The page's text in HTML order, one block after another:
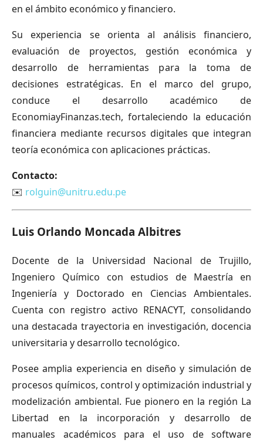
en el ámbito económico y financiero.
Su experiencia se orienta al análisis financiero,
evaluación de proyectos, gestión económica y
desarrollo de herramientas para la toma de
decisiones estratégicas. En el marco del grupo,
conduce el desarrollo académico de
EconomiayFinanzas.tech, fortaleciendo la educación
financiera mediante recursos digitales que integran
teoría económica con aplicaciones prácticas.
Contacto:
✉️ rolguin@unitru.edu.pe
Luis Orlando Moncada Albitres
Docente de la Universidad Nacional de Trujillo,
Ingeniero Químico con estudios de Maestría en
Ingeniería y Doctorado en Ciencias Ambientales.
Cuenta con registro activo RENACYT, consolidando
una destacada trayectoria en investigación, docencia
universitaria y desarrollo tecnológico.
Posee amplia experiencia en diseño y simulación de
procesos químicos, control y optimización industrial y
modelización ambiental. Fue pionero en la región La
Libertad en la incorporación y desarrollo de
manuales académicos para el uso de software